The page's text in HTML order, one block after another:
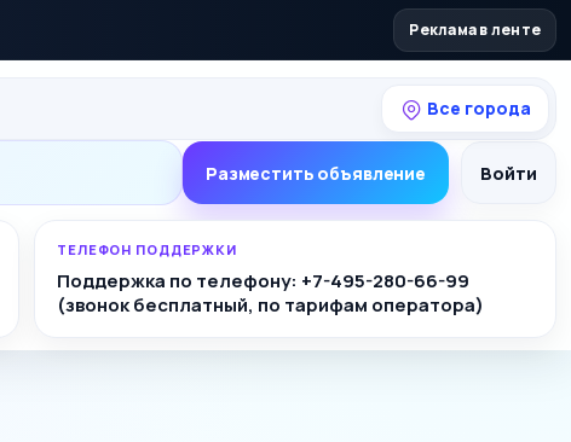
Реклама в ленте
Все города
Разместить объявление Войти
ТЕЛЕФОН ПОДДЕРЖКИ
Поддержка по телефону: +7-495-280-66-99
(звонок бесплатный, по тарифам оператора)